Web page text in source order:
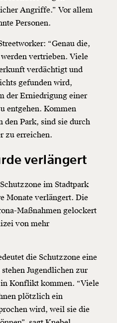
1/3
Angriffe.” Vor allem
Personen.
“Genau die,
vertrieben. Viele
verdächtigt und
gefunden wird,
der Erniedrigung einer
entgehen. Kommen
den Park, sind sie durch
zu erreichen.
verlängert
im Stadtpark
Monate verlängert. Die
Maßnahmen gelockert
von mehr
die Schutzzone eine
Jugendlichen zur
Konflikt kommen. “Viele
plötzlich ein
wird, weil sie die